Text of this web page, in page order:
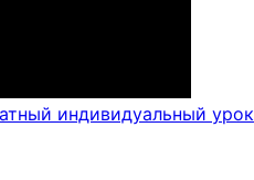
индивидуальный урок